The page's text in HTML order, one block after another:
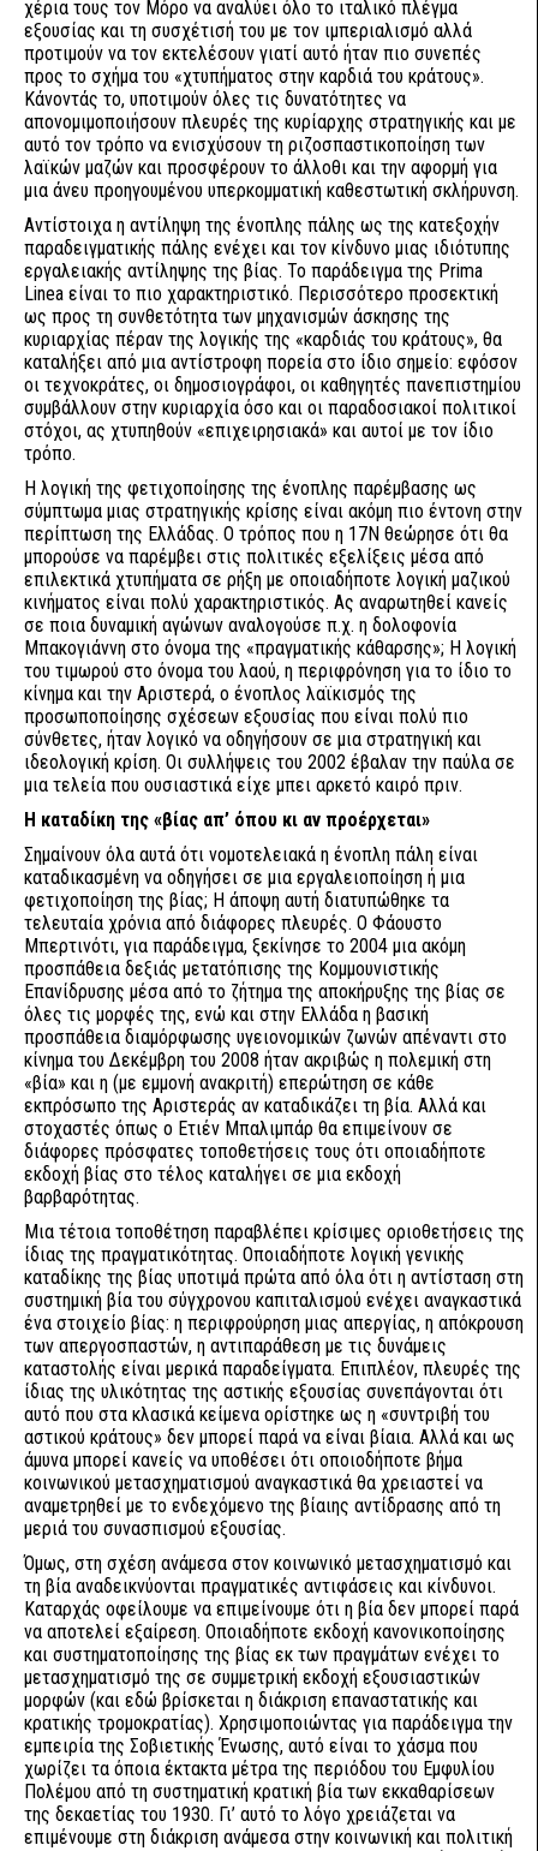
χέρια τους τον Μόρο να αναλύει όλο το ιταλικό πλέγμα
εξουσίας και τη συσχέτισή του με τον ιμπεριαλισμό αλλά
προτιμούν να τον εκτελέσουν γιατί αυτό ήταν πιο συνεπές
προς το σχήμα του «χτυπήματος στην καρδιά του κράτους».
Κάνοντάς το, υποτιμούν όλες τις δυνατότητες να
απονομιμοποιήσουν πλευρές της κυρίαρχης στρατηγικής και με
αυτό τον τρόπο να ενισχύσουν τη ριζοσπαστικοποίηση των
λαϊκών μαζών και προσφέρουν το άλλοθι και την αφορμή για
μια άνευ προηγουμένου υπερκομματική καθεστωτική σκλήρυνση.
Αντίστοιχα η αντίληψη της ένοπλης πάλης ως της κατεξοχήν
παραδειγματικής πάλης ενέχει και τον κίνδυνο μιας ιδιότυπης
εργαλειακής αντίληψης της βίας. Το παράδειγμα της Prima
Linea είναι το πιο χαρακτηριστικό. Περισσότερο προσεκτική
ως προς τη συνθετότητα των μηχανισμών άσκησης της
κυριαρχίας πέραν της λογικής της «καρδιάς του κράτους», θα
καταλήξει από μια αντίστροφη πορεία στο ίδιο σημείο: εφόσον
οι τεχνοκράτες, οι δημοσιογράφοι, οι καθηγητές πανεπιστημίου
συμβάλλουν στην κυριαρχία όσο και οι παραδοσιακοί πολιτικοί
στόχοι, ας χτυπηθούν «επιχειρησιακά» και αυτοί με τον ίδιο
τρόπο.
Η λογική της φετιχοποίησης της ένοπλης παρέμβασης ως
σύμπτωμα μιας στρατηγικής κρίσης είναι ακόμη πιο έντονη στην
περίπτωση της Ελλάδας. Ο τρόπος που η 17Ν θεώρησε ότι θα
μπορούσε να παρέμβει στις πολιτικές εξελίξεις μέσα από
επιλεκτικά χτυπήματα σε ρήξη με οποιαδήποτε λογική μαζικού
κινήματος είναι πολύ χαρακτηριστικός. Ας αναρωτηθεί κανείς
σε ποια δυναμική αγώνων αναλογούσε π.χ. η δολοφονία
Μπακογιάννη στο όνομα της «πραγματικής κάθαρσης»; Η λογική
του τιμωρού στο όνομα του λαού, η περιφρόνηση για το ίδιο το
κίνημα και την Αριστερά, ο ένοπλος λαϊκισμός της
προσωποποίησης σχέσεων εξουσίας που είναι πολύ πιο
σύνθετες, ήταν λογικό να οδηγήσουν σε μια στρατηγική και
ιδεολογική κρίση. Οι συλλήψεις του 2002 έβαλαν την παύλα σε
μια τελεία που ουσιαστικά είχε μπει αρκετό καιρό πριν.
Η καταδίκη της «βίας απ’ όπου κι αν προέρχεται»
Σημαίνουν όλα αυτά ότι νομοτελειακά η ένοπλη πάλη είναι
καταδικασμένη να οδηγήσει σε μια εργαλειοποίηση ή μια
φετιχοποίηση της βίας; Η άποψη αυτή διατυπώθηκε τα
τελευταία χρόνια από διάφορες πλευρές. Ο Φάουστο
Μπερτινότι, για παράδειγμα, ξεκίνησε το 2004 μια ακόμη
προσπάθεια δεξιάς μετατόπισης της Κομμουνιστικής
Επανίδρυσης μέσα από το ζήτημα της αποκήρυξης της βίας σε
όλες τις μορφές της, ενώ και στην Ελλάδα η βασική
προσπάθεια διαμόρφωσης υγειονομικών ζωνών απέναντι στο
κίνημα του Δεκέμβρη του 2008 ήταν ακριβώς η πολεμική στη
«βία» και η (με εμμονή ανακριτή) επερώτηση σε κάθε
εκπρόσωπο της Αριστεράς αν καταδικάζει τη βία. Αλλά και
στοχαστές όπως ο Ετιέν Μπαλιμπάρ θα επιμείνουν σε
διάφορες πρόσφατες τοποθετήσεις τους ότι οποιαδήποτε
εκδοχή βίας στο τέλος καταλήγει σε μια εκδοχή
βαρβαρότητας.
Μια τέτοια τοποθέτηση παραβλέπει κρίσιμες οριοθετήσεις της
ίδιας της πραγματικότητας. Οποιαδήποτε λογική γενικής
καταδίκης της βίας υποτιμά πρώτα από όλα ότι η αντίσταση στη
συστημική βία του σύγχρονου καπιταλισμού ενέχει αναγκαστικά
ένα στοιχείο βίας: η περιφρούρηση μιας απεργίας, η απόκρουση
των απεργοσπαστών, η αντιπαράθεση με τις δυνάμεις
καταστολής είναι μερικά παραδείγματα. Επιπλέον, πλευρές της
ίδιας της υλικότητας της αστικής εξουσίας συνεπάγονται ότι
αυτό που στα κλασικά κείμενα ορίστηκε ως η «συντριβή του
αστικού κράτους» δεν μπορεί παρά να είναι βίαια. Αλλά και ως
άμυνα μπορεί κανείς να υποθέσει ότι οποιοδήποτε βήμα
κοινωνικού μετασχηματισμού αναγκαστικά θα χρειαστεί να
αναμετρηθεί με το ενδεχόμενο της βίαιης αντίδρασης από τη
μεριά του συνασπισμού εξουσίας.
Όμως, στη σχέση ανάμεσα στον κοινωνικό μετασχηματισμό και
τη βία αναδεικνύονται πραγματικές αντιφάσεις και κίνδυνοι.
Καταρχάς οφείλουμε να επιμείνουμε ότι η βία δεν μπορεί παρά
να αποτελεί εξαίρεση. Οποιαδήποτε εκδοχή κανονικοποίησης
και συστηματοποίησης της βίας εκ των πραγμάτων ενέχει το
μετασχηματισμό της σε συμμετρική εκδοχή εξουσιαστικών
μορφών (και εδώ βρίσκεται η διάκριση επαναστατικής και
κρατικής τρομοκρατίας). Χρησιμοποιώντας για παράδειγμα την
εμπειρία της Σοβιετικής Ένωσης, αυτό είναι το χάσμα που
χωρίζει τα όποια έκτακτα μέτρα της περιόδου του Εμφυλίου
Πολέμου από τη συστηματική κρατική βία των εκκαθαρίσεων
της δεκαετίας του 1930. Γι’ αυτό το λόγο χρειάζεται να
επιμένουμε στη διάκριση ανάμεσα στην κοινωνική και πολιτική